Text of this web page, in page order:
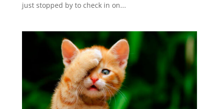
just stopped by to check in on...